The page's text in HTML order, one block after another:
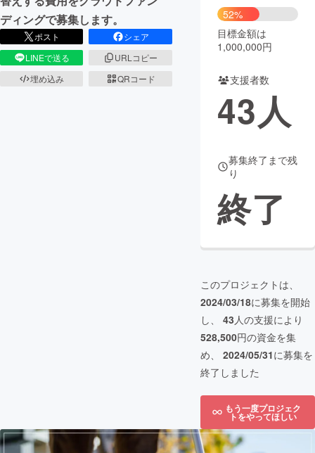
CAMPFIRE for Social Good CAMPFIRE Creation
CAMPFIREふるさと納税
コミュニティ
ディングで募集します。
ポスト
シェア
LINEで送る
URLコピー
埋め込み
QRコード
52%
目標金額は
1,000,000円
支援者数
43人
募集終了まで残
り
終了
このプロジェクトは、
2024/03/18に募集を開始
し、 43人の支援により
528,500円の資金を集
め、 2024/05/31に募集を
終了しました
もう一度プロジェク
トをやってほしい